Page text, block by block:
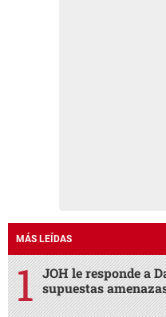
MÁS LEÍDAS
JOH le responde a
supuestas